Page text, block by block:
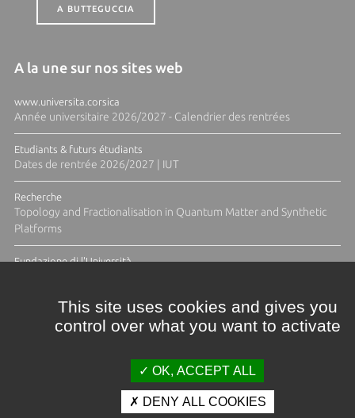
A BUTTEGUCCIA
A la une sur nos sites web
www.universita.corsica
Année universitaire 2026/2027 - Calendrier des rentrées
Etudiants & futurs étudiants
Dates de rentrée 2026/2027 | IUT
Recherche
Topology and Fractionalisation in Quantum Matter and Synthetic
Platforms
Fundazione di l'Università
This site uses cookies and gives you
control over what you want to activate
OK, ACCEPT ALL
DENY ALL COOKIES